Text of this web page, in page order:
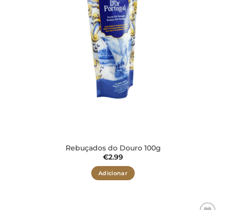
Rebuçados do Douro 100g
€2.99
Adicionar